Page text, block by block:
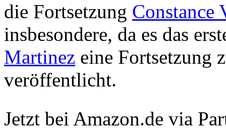
die Fortsetzung Constance
insbesondere, da es das
Martinez eine Fortsetzung
veröffentlicht.
Jetzt bei Amazon.de via